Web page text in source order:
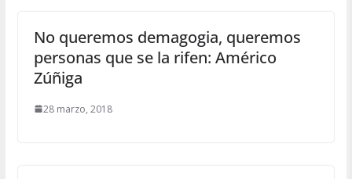
No queremos demagogia, queremos
personas que se la rifen: Américo
Zúñiga
28 marzo, 2018